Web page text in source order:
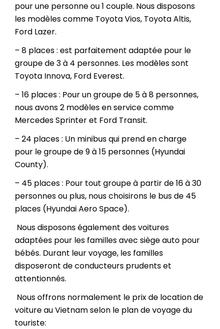
pour une personne ou 1 couple. Nous disposons
les modèles comme Toyota Vios, Toyota Altis,
Ford Lazer.
– 8 places : est parfaitement adaptée pour le
groupe de 3 à 4 personnes. Les modèles sont
Toyota Innova, Ford Everest.
– 16 places : Pour un groupe de 5 à 8 personnes,
nous avons 2 modèles en service comme
Mercedes Sprinter et Ford Transit.
– 24 places : Un minibus qui prend en charge
pour le groupe de 9 à 15 personnes (Hyundai
County).
– 45 places : Pour tout groupe à partir de 16 à 30
personnes ou plus, nous choisirons le bus de 45
places (Hyundai Aero Space).
Nous disposons également des voitures
adaptées pour les familles avec siège auto pour
bébés. Durant leur voyage, les familles
disposeront de conducteurs prudents et
attentionnés.
Nous offrons normalement le prix de location de
voiture au Vietnam selon le plan de voyage du
touriste: